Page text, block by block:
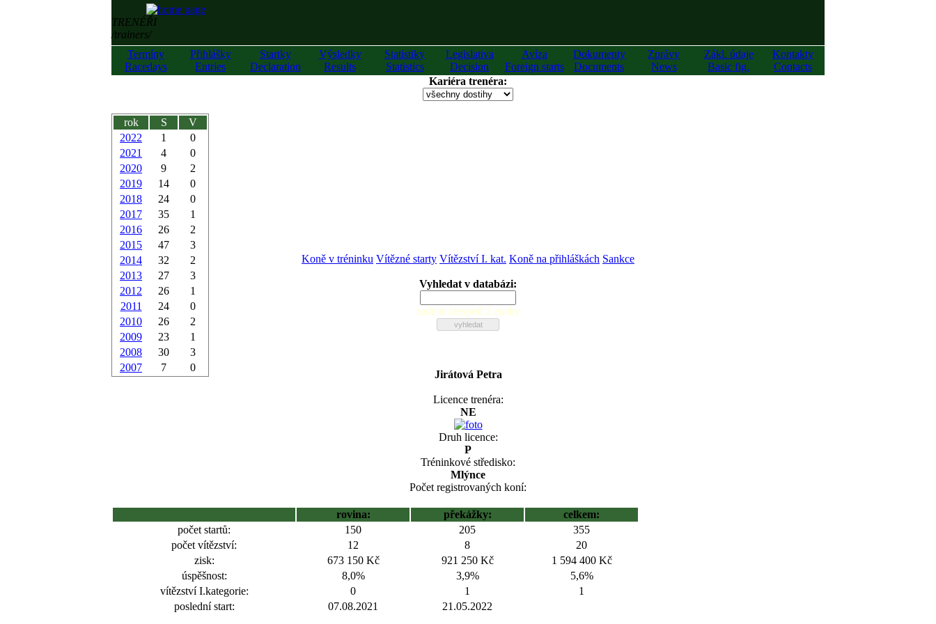
TRENÉŘI
/trainers/
Termíny
Racedays
Přihlášky
Entries
Startky
Declaration
Výsledky
Results
Statistiky
Statistics
Legislativa
Decision
Avíza
Foreign starts
Dokumenty
Documents
Zprávy
News
Zákl. údaje
Basic fig.
Kontakty
Contacts
Kariéra trenéra:
rok S
V
2022
1
0
2021
4
0
2020
9
2
2019
14
0
2018
24
0
2017
35
1
2016
26
2
2015
47
3
2014
32
2
2013
27
3
2012
26
1
2011
24
0
2010
26
2
2009
23
1
2008
30
3
2007
7 0
Koně v tréninku Vítězné starty Vítězství I. kat. Koně na přihláškách Sankce
Vyhledat v databázi:
zadejte alespoň 2 znaky
Jirátová Petra
Licence trenéra:
NE
Druh licence:
P
Tréninkové středisko:
Mlýnce
Počet registrovaných koní:
rovina: překážky:
celkem:
počet startů:
150 205
355
počet vítězství:
12 8
20
zisk:
673 150 Kč 921 250 Kč
1 594 400 Kč
úspěšnost:
8,0% 3,9%
5,6%
vítězství I.kategorie:
0 1
1
poslední start:
07.08.2021 21.05.2022